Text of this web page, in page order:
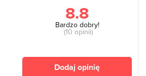
8.8
Bardzo dobry!
(10 opinii)
Dodaj opinię